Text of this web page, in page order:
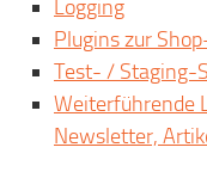
Logging
Plugins zur
Test- / Staging-
Weiterführende
Newsletter,